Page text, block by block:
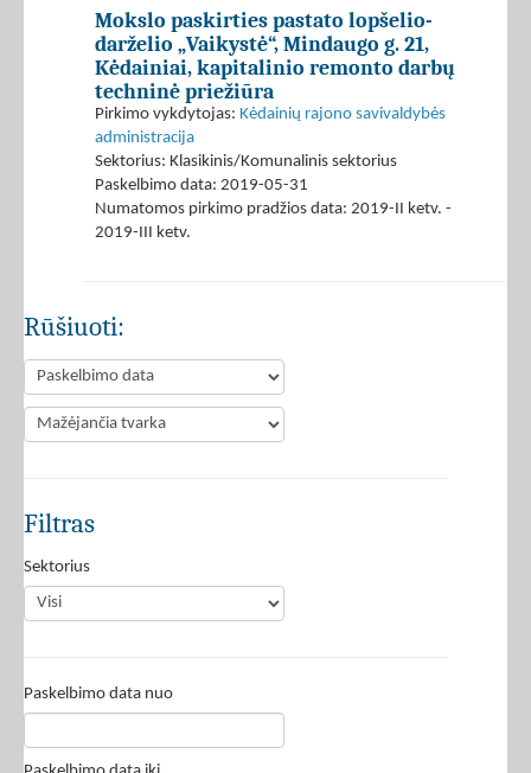
Mokslo paskirties pastato lopšelio-
darželio „Vaikystė“, Mindaugo g. 21,
Kėdainiai, kapitalinio remonto darbų
techninė priežiūra
Pirkimo vykdytojas: Kėdainių rajono savivaldybės
administracija
Sektorius: Klasikinis/Komunalinis sektorius
Paskelbimo data: 2019-05-31
Numatomos pirkimo pradžios data: 2019-II ketv. -
2019-III ketv.
Rūšiuoti:
Filtras
Sektorius
Paskelbimo data nuo